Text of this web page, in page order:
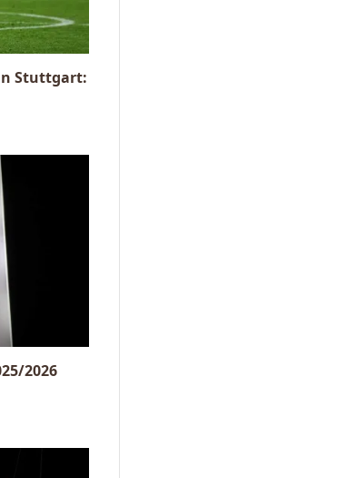
Stuttgart:
2026